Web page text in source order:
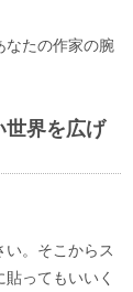
なたの作家の腕
世界を広げ
い。そこからス
ってもいいく